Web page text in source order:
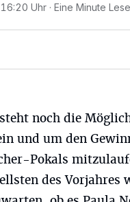
Uhr Eine Minute
noch die
und um den
Pokals
des Vorjahres